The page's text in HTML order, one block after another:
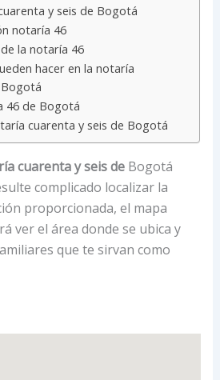
y seis de Bogotá
notaría 46
la notaría 46
hacer en la notaría
46 de Bogotá
cuarenta y seis de Bogotá
cuarenta y seis de Bogotá
complicado localizar la
proporcionada, el mapa
ver el área donde se ubica y
que te sirvan como